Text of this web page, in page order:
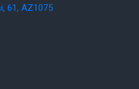
61, AZ1075